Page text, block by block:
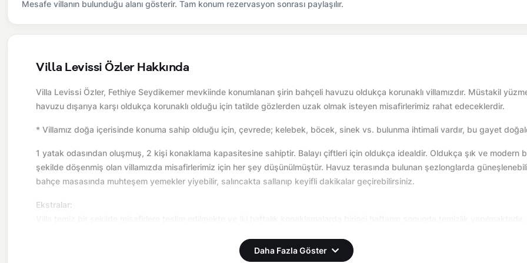
Mesafe villanın bulunduğu alanı gösterir. Tam konum rezervasyon sonrası paylaşılır.
Villa Levissi Özler Hakkında
Villa Levissi Özler, Fethiye Seydikemer mevkiinde konumlanan şirin bahçeli havuzu oldukça korunaklı villamızdır. Müstakil
havuzu dışarıya karşı oldukça korunaklı olduğu için tatilde gözlerden uzak olmak isteyen misafirlerimiz rahat edeceklerdir.
* Villamız doğa içerisinde konuma sahip olduğu için, çevrede; kelebek, böcek, sinek vs. bulunma ihtimali vardır, bu gayet
1 yatak odasından oluşmuş, 2 kişi konaklama kapasitesine sahiptir. Balayı çiftleri için oldukça idealdir. Oldukça şık ve modern
şekilde döşenmiş olan villamızda misafirlerimiz için her şey düşünülmüştür. Havuz terasında bulunan şezlonglarda
bahçe masasında muhteşem yemekler yiyebilir, salıncakta sallanıp keyifli dakikalar geçirebilirsiniz.
Ekstralar:
Daha Fazla Göster